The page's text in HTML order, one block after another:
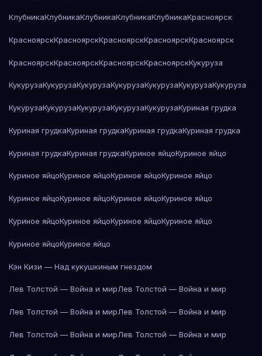
КлубникаКлубникаКлубникаКлубникаКлубникаКрасноярск
КрасноярскКрасноярскКрасноярскКрасноярскКрасноярск
КрасноярскКрасноярскКрасноярскКрасноярскКукуруза
КукурузаКукурузаКукурузаКукурузаКукурузаКукурузаКукуруза
КукурузаКукурузаКукурузаКукурузаКукурузаКуриная грудка
Куриная грудкаКуриная грудкаКуриная грудкаКуриная грудка
Куриная грудкаКуриная грудкаКуриное яйцоКуриное яйцо
Куриное яйцоКуриное яйцоКуриное яйцоКуриное яйцо
Куриное яйцоКуриное яйцоКуриное яйцоКуриное яйцо
Куриное яйцоКуриное яйцоКуриное яйцоКуриное яйцо
Куриное яйцоКуриное яйцо
Кэн Кизи — Над кукушкиным гнездом
Лев Толстой — Война и мирЛев Толстой — Война и мир
Лев Толстой — Война и мирЛев Толстой — Война и мир
Лев Толстой — Война и мирЛев Толстой — Война и мир